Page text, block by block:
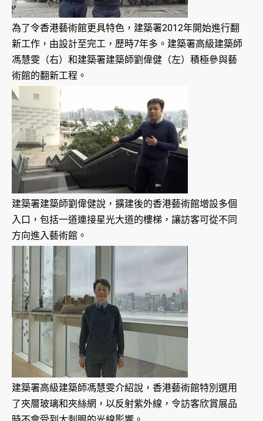
為了令香港藝術館更具特色，建築署2012年開始進行翻
新工作，由設計至完工，歷時7年多。建築署高級建築師
馮慧雯（右）和建築署建築師劉偉健（左）積極參與藝
術館的翻新工程。
建築署建築師劉偉健說，擴建後的香港藝術館增設多個
入口，包括一道連接星光大道的樓梯，讓訪客可從不同
方向進入藝術館。
建築署高級建築師馮慧雯介紹說，香港藝術館特別選用
了夾層玻璃和夾絲網，以反射紫外線，令訪客欣賞展品